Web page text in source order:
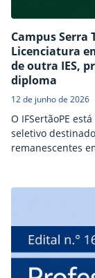
Campus Serra
Licenciatura
de outra IES,
diploma
12 de junho de 2026
O IFSertãoPE
seletivo
remanescentes
ingresso para
portador de